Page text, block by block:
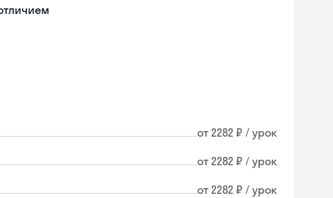
от 2282 ₽ / урок
от 2282 ₽ / урок
от 2282 ₽ / урок